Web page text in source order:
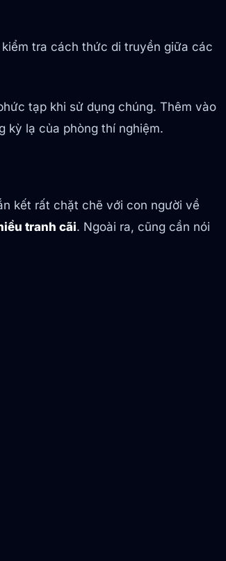
tra cách thức di truyền giữa các
tạp khi sử dụng chúng. Thêm vào
kỳ lạ của phòng thí nghiệm.
kết rất chặt chẽ với con người về
tranh cãi. Ngoài ra, cũng cần nói